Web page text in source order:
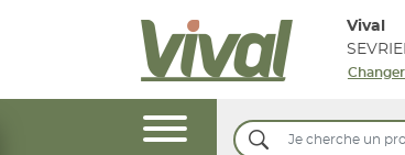
Vival